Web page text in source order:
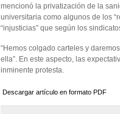
mencionó la privatización de la
universitaria como algunos de los
“injusticias” que según los
“Hemos colgado carteles y
ella”. En este aspecto, las
inminente protesta.
Descargar artículo en formato PDF